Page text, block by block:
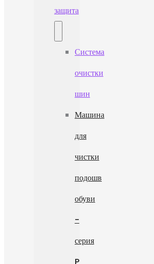
защита
Система
очистки
шин
Машина
для
чистки
подошв
обуви
-
серия